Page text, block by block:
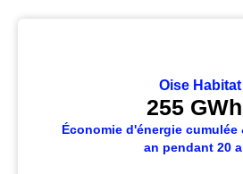
Oise Habitat
255
Économie d'énergie cumulée
an pendant 20